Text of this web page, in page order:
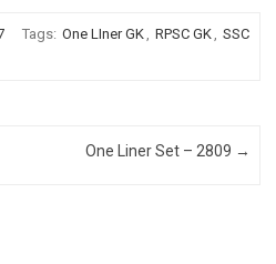
Tags: One LIner GK, RPSC GK, SSC
One Liner Set – 2809 →